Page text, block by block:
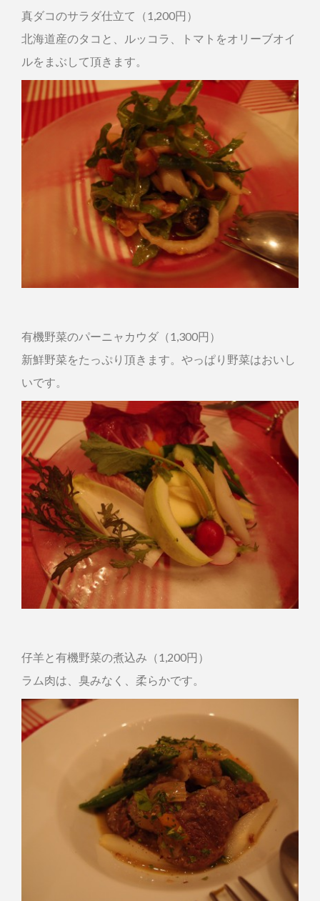
真ダコのサラダ仕立て（1,200円）
北海道産のタコと、ルッコラ、トマトをオリーブオイ
ルをまぶして頂きます。
有機野菜のパーニャカウダ（1,300円）
新鮮野菜をたっぷり頂きます。やっぱり野菜はおいし
いです。
仔羊と有機野菜の煮込み（1,200円）
ラム肉は、臭みなく、柔らかです。